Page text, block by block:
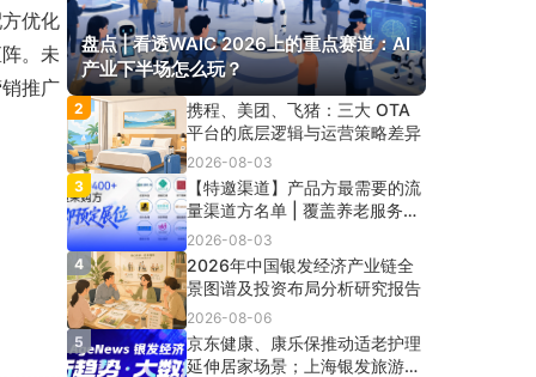
优化
。未
推广
盘点 | 看透WAIC 2026上的重点赛道：AI
产业下半场怎么玩？
2
携程、美团、飞猪：三大 OTA
平台的底层逻辑与运营策略差异
2026-08-03
3
【特邀渠道】产品方最需要的流
量渠道方名单 | 覆盖养老服务、
大健康、达播、私域、电视购
物、文娱旅游、银发零售、银发
出海等八大赛道
2026-08-03
4
2026年中国银发经济产业链全
景图谱及投资布局分析研究报告
2026-08-06
5
京东健康、康乐保推动适老护理
延伸居家场景；上海银发旅游消